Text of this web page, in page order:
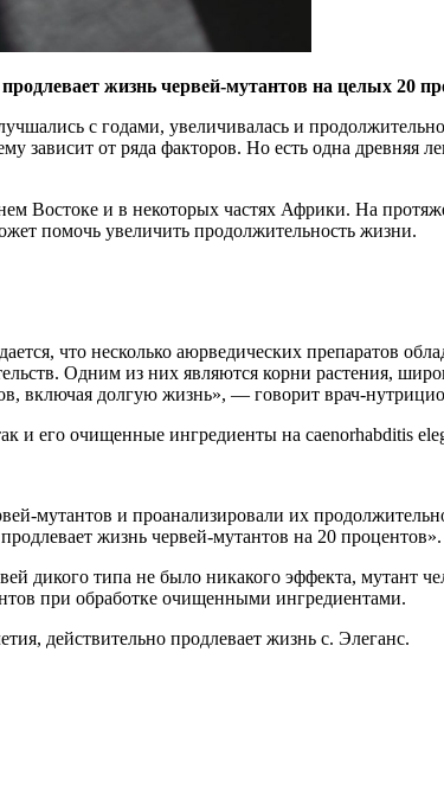
жизнь червей-мутантов на целых 20
с годами, увеличивалась и
зависит от ряда факторов. Но есть одна древняя
и в некоторых частях Африки. На
помочь увеличить продолжительность жизни.
Одним из них являются корни растения,
включая долгую жизнь», — говорит врач-
и его очищенные ингредиенты на caenorhabditis
жизнь червей-мутантов на 20 процентов».
дикого типа не было никакого эффекта, мутант
при обработке очищенными ингредиентами.
действительно продлевает жизнь c. Элеганс.